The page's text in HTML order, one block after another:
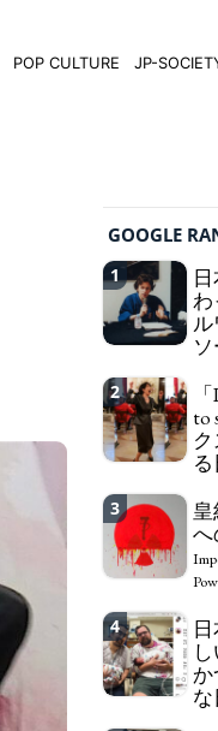
POP CULTURE JP-
GOOGLE
1
わ
in
or
2
to
die
is
3
へ
4